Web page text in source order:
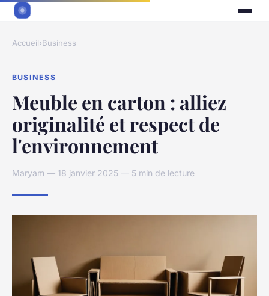
Accueil›Business
BUSINESS
Meuble en carton : alliez
originalité et respect de
l'environnement
Maryam — 18 janvier 2025 — 5 min de lecture